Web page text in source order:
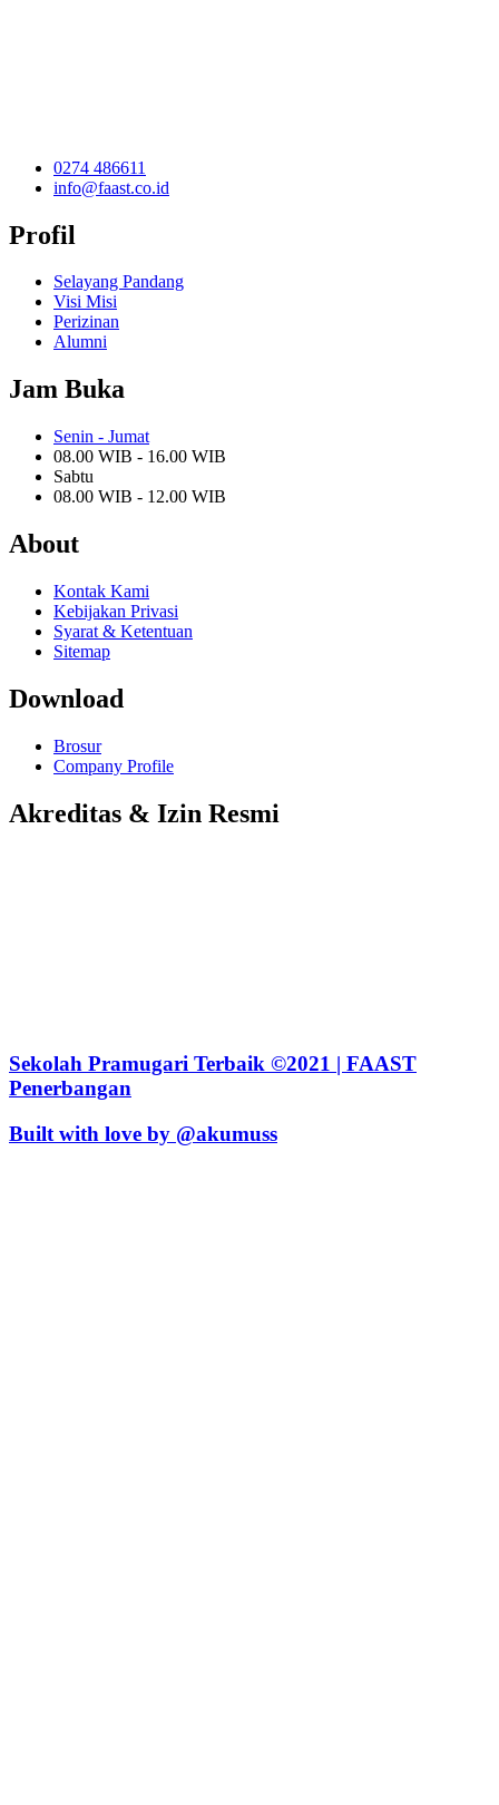
0274 486611
info@faast.co.id
Profil
Selayang Pandang
Visi Misi
Perizinan
Alumni
Jam Buka
Senin - Jumat
08.00 WIB - 16.00 WIB
Sabtu
08.00 WIB - 12.00 WIB
About
Kontak Kami
Kebijakan Privasi
Syarat & Ketentuan
Sitemap
Download
Brosur
Company Profile
Akreditas & Izin Resmi
Sekolah Pramugari Terbaik ©2021 | FAAST
Penerbangan
Built with love by @akumuss